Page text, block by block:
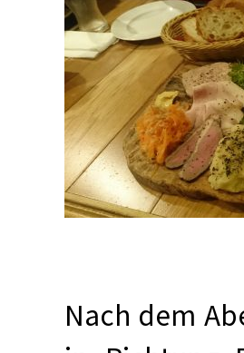
Nach dem